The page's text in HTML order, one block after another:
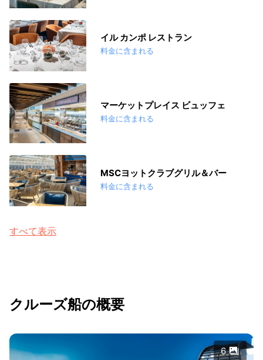
イル カンポ レストラン
料金に含まれる
マーケットプレイス ビュッフェ
料金に含まれる
MSCヨットクラブグリル＆バー
料金に含まれる
すべて表示
クルーズ船の概要
6